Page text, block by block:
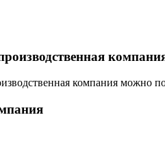
компания можно